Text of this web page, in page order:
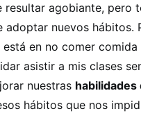
resultar agobiante, pero
nuevos hábitos.
en no comer comida
asistir a mis clases
nuestras habilidades
hábitos que nos